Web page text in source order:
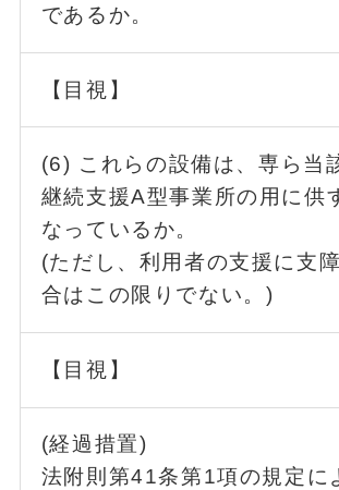
であるか。
【目視】
(6) これらの設備は、専ら当
継続支援A型事業所の用に供
なっているか。
(ただし、利用者の支援に支
合はこの限りでない。)
【目視】
(経過措置)
法附則第41条第1項の規定に